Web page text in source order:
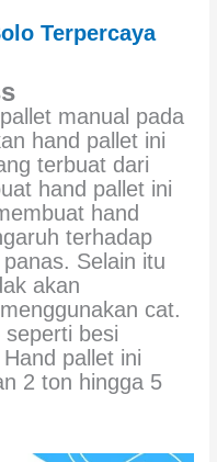
Terpercaya
manual pada
hand pallet ini
terbuat dari
hand pallet ini
hand
terhadap
Selain itu
akan
cat.
besi
pallet ini
2 ton hingga 5